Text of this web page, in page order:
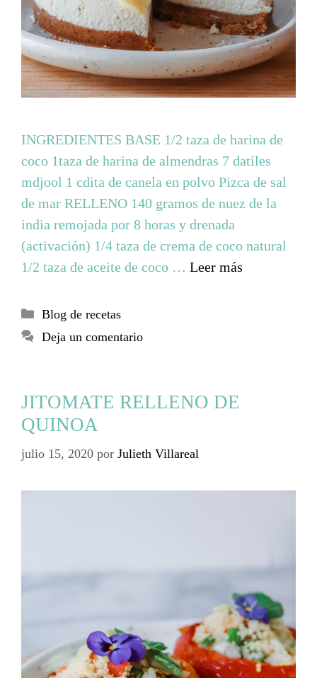
INGREDIENTES BASE 1/2 taza de harina de
coco 1taza de harina de almendras 7 datiles
mdjool 1 cdita de canela en polvo Pizca de sal
de mar RELLENO 140 gramos de nuez de la
india remojada por 8 horas y drenada
(activación) 1/4 taza de crema de coco natural
1/2 taza de aceite de coco … Leer más
Blog de recetas
Deja un comentario
JITOMATE RELLENO DE
QUINOA
julio 15, 2020 por Julieth Villareal